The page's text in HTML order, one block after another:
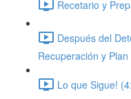
Recetario y
Después del
Recuperación y
Lo que Sigue!